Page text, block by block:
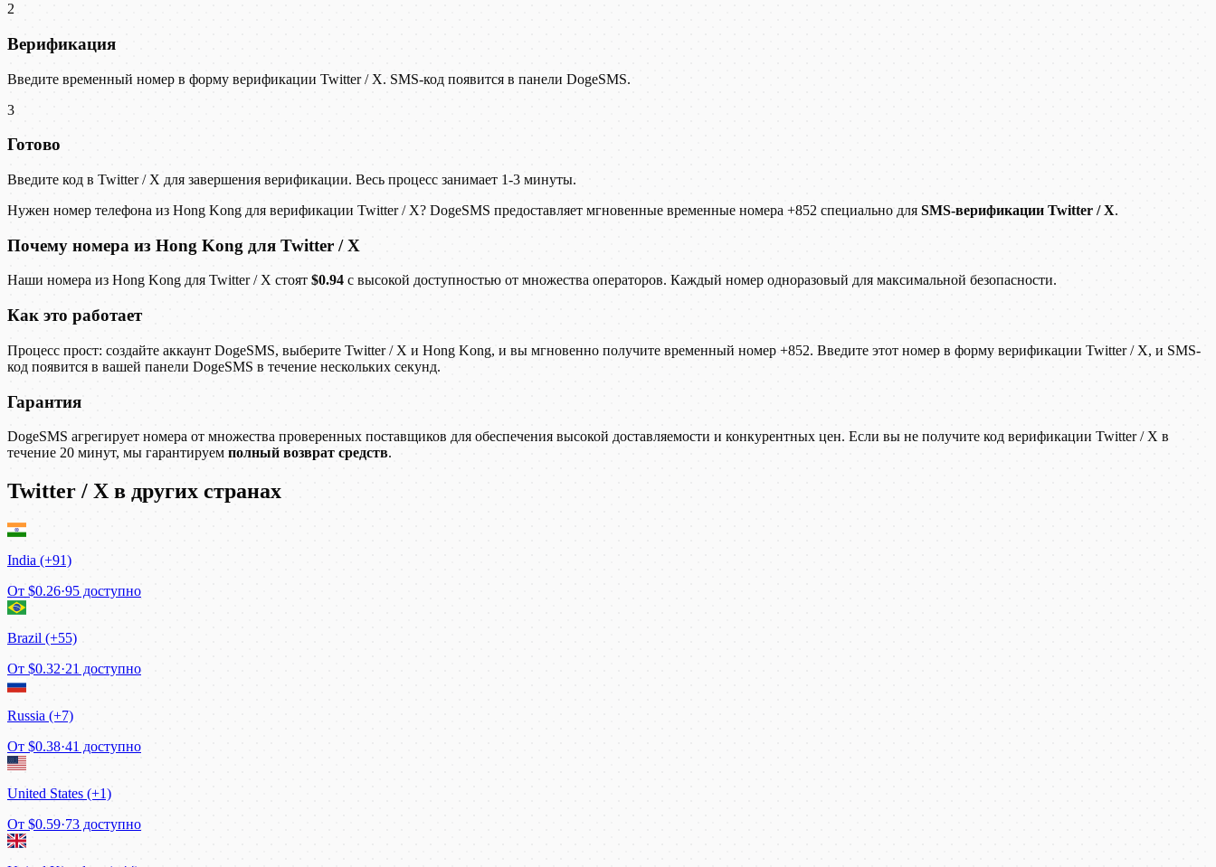
2
Верификация
Введите временный номер в форму верификации Twitter / X. SMS-код появится в панели DogeSMS.
3
Готово
Введите код в Twitter / X для завершения верификации. Весь процесс занимает 1-3 минуты.
Нужен номер телефона из Hong Kong для верификации Twitter / X? DogeSMS предоставляет мгновенные временные номера +852 специально для SMS-верификации Twitter / X.
Почему номера из Hong Kong для Twitter / X
Наши номера из Hong Kong для Twitter / X стоят $0.94 с высокой доступностью от множества операторов. Каждый номер одноразовый для максимальной безопасности.
Как это работает
Процесс прост: создайте аккаунт DogeSMS, выберите Twitter / X и Hong Kong, и вы мгновенно получите временный номер +852. Введите этот номер в форму верификации Twitter / X, и SMS-
код появится в вашей панели DogeSMS в течение нескольких секунд.
Гарантия
DogeSMS агрегирует номера от множества проверенных поставщиков для обеспечения высокой доставляемости и конкурентных цен. Если вы не получите код верификации Twitter / X в
течение 20 минут, мы гарантируем полный возврат средств.
Twitter / X в других странах
India (+91)
От $0.26·95 доступно
Brazil (+55)
От $0.32·21 доступно
Russia (+7)
От $0.38·41 доступно
United States (+1)
От $0.59·73 доступно